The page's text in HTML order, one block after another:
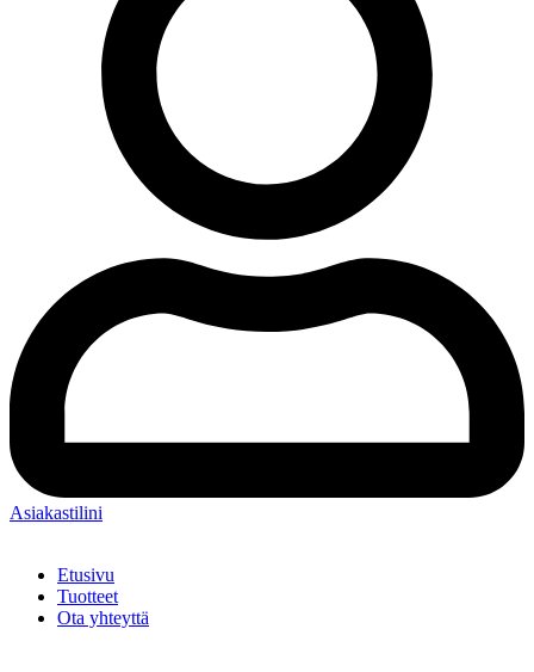
Asiakastilini
Etusivu
Tuotteet
Ota yhteyttä